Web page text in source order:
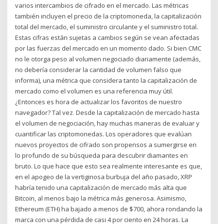
varios intercambios de cifrado en el mercado. Las métricas
también incluyen el precio de la criptomoneda, la capitalización
total del mercado, el suministro circulante y el suministro total.
Estas cifras están sujetas a cambios según se vean afectadas
por las fuerzas del mercado en un momento dado. Si bien CMC
no le otorga peso al volumen negociado diariamente (además,
no debería considerar la cantidad de volumen falso que
informa), una métrica que considera tanto la capitalización de
mercado como el volumen es una referencia muy útil.
¿Entonces es hora de actualizar los favoritos de nuestro
navegador? Tal vez. Desde la capitalización de mercado hasta
el volumen de negociación, hay muchas maneras de evaluar y
cuantificar las criptomonedas. Los operadores que evalúan
nuevos proyectos de cifrado son propensos a sumergirse en
lo profundo de su búsqueda para descubrir diamantes en
bruto. Lo que hace que esto sea realmente interesante es que,
en el apogeo de la vertiginosa burbuja del año pasado, XRP
habría tenido una capitalización de mercado más alta que
Bitcoin, al menos bajo la métrica más generosa. Asimismo,
Ethereum (ETH) ha bajado a menos de $700, ahora rondando la
marca con una pérdida de casi 4 por ciento en 24 horas. La